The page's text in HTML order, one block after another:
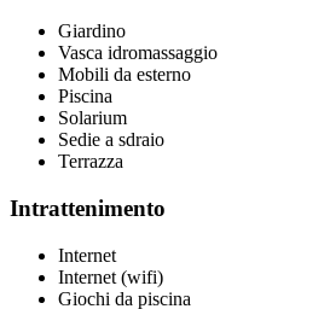
Giardino
Vasca idromassaggio
Mobili da esterno
Piscina
Solarium
Sedie a sdraio
Terrazza
Intrattenimento
Internet
Internet (wifi)
Giochi da piscina